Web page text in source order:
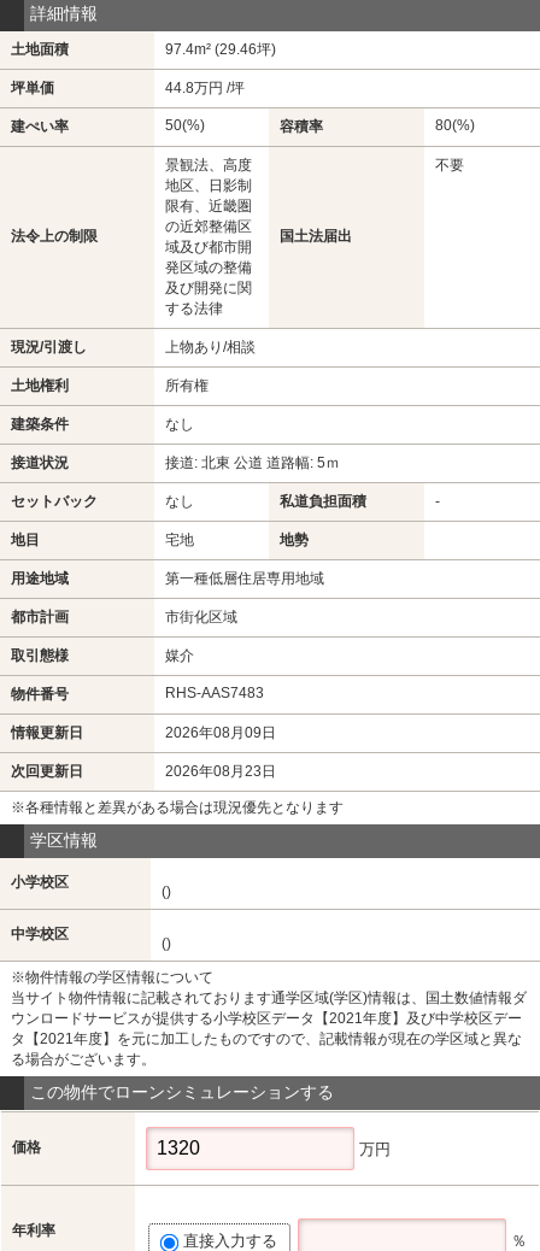
詳細情報
土地面積 97.4m² (29.46坪)
坪単価 44.8万円 /坪
建ぺい率 50(%) 容積率 80(%)
法令上の制限
景観法、高度
地区、日影制
限有、近畿圏
の近郊整備区
域及び都市開
発区域の整備
及び開発に関
する法律
国土法届出
不要
現況/引渡し 上物あり/相談
土地権利 所有権
建築条件 なし
接道状況 接道: 北東 公道 道路幅: 5ｍ
セットバック なし 私道負担面積 -
地目 宅地 地勢
用途地域 第一種低層住居専用地域
都市計画 市街化区域
取引態様 媒介
物件番号 RHS-AAS7483
情報更新日 2026年08月09日
次回更新日 2026年08月23日
※各種情報と差異がある場合は現況優先となります
学区情報
小学校区
()
中学校区
()
※物件情報の学区情報について
当サイト物件情報に記載されております通学区域(学区)情報は、国土数値情報ダ
ウンロードサービスが提供する小学校区データ【2021年度】及び中学校区デー
タ【2021年度】を元に加工したものですので、記載情報が現在の学区域と異な
る場合がございます。
この物件でローンシミュレーションする
価格 万円
年利率
直接入力する ％